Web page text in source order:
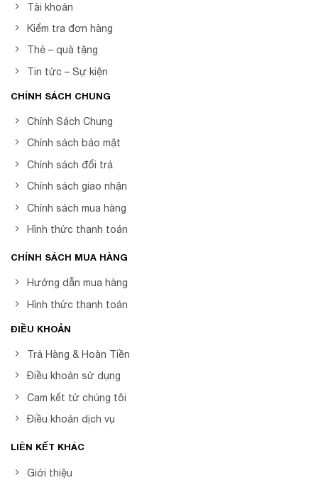
Tài khoản
Kiểm tra đơn hàng
Thẻ – quà tặng
Tin tức – Sự kiện
CHÍNH SÁCH CHUNG
Chính Sách Chung
Chính sách bảo mật
Chính sách đổi trả
Chính sách giao nhận
Chính sách mua hàng
Hình thức thanh toán
CHÍNH SÁCH MUA HÀNG
Hướng dẫn mua hàng
Hình thức thanh toán
ĐIỀU KHOẢN
Trả Hàng & Hoàn Tiền
Điều khoản sử dụng
Cam kết từ chúng tôi
Điều khoản dịch vụ
LIÊN KẾT KHÁC
Giới thiệu